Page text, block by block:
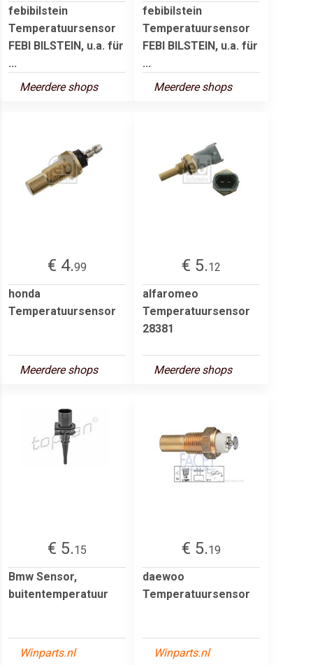
febibilstein
Temperatuursensor
FEBI BILSTEIN, u.a. für
...
Meerdere shops
febibilstein
Temperatuursensor
FEBI BILSTEIN, u.a. für
...
Meerdere shops
€ 4.99
honda
Temperatuursensor
Meerdere shops
€ 5.12
alfaromeo
Temperatuursensor
28381
Meerdere shops
€ 5.15
Bmw Sensor,
buitentemperatuur
Winparts.nl
€ 5.19
daewoo
Temperatuursensor
Winparts.nl